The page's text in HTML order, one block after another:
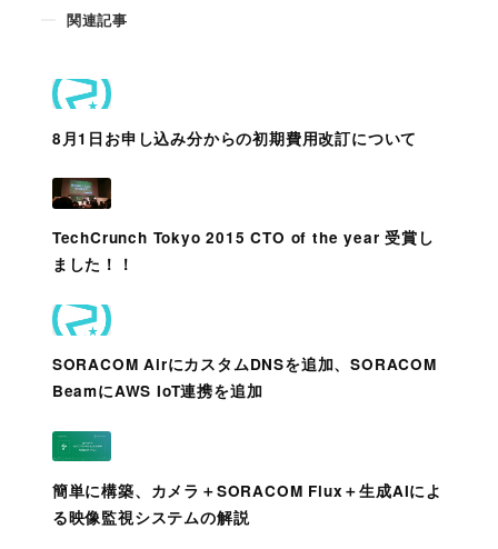
関連記事
8月1日お申し込み分からの初期費用改訂について
TechCrunch Tokyo 2015 CTO of the year 受賞し
ました！！
SORACOM AirにカスタムDNSを追加、SORACOM
BeamにAWS IoT連携を追加
簡単に構築、カメラ＋SORACOM Flux＋生成AIによ
る映像監視システムの解説